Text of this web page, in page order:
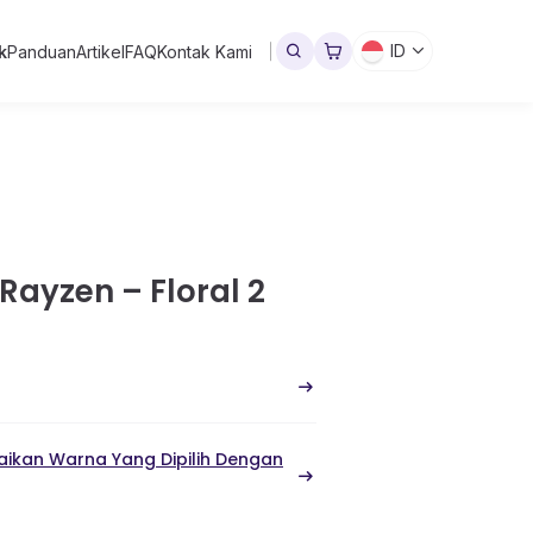
PanduanArtikelFAQKontak Kami ID
– Floral 2
Warna Yang Dipilih Dengan